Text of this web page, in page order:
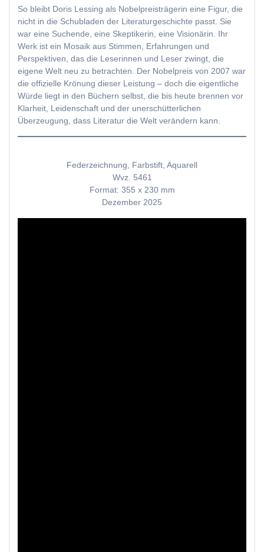
So bleibt Doris Lessing als Nobelpreisträgerin eine Figur, die
nicht in die Schubladen der Literaturgeschichte passt. Sie
war eine Suchende, eine Skeptikerin, eine Visionärin. Ihr
Werk ist ein Mosaik aus Stimmen, Erfahrungen und
Perspektiven, das die Leserinnen und Leser zwingt, die
eigene Welt neu zu betrachten. Der Nobelpreis von 2007 war
die offizielle Krönung dieser Leistung – doch die eigentliche
Würde liegt in den Büchern selbst, die bis heute brennen vor
Klarheit, Leidenschaft und der unerschütterlichen
Überzeugung, dass Literatur die Welt verändern kann.
Federzeichnung, Farbstift, Aquarell
Wvz. 5461
Format: 355 x 230 mm
Dezember 2025